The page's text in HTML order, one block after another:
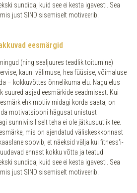
sundida, kuid see ei kesta igavesti. Sea
just SIND sisemiselt motiveerib.
eesmärgid
(ning sealjuures teadlik toitumine)
kauni välimuse, hea füüsise, võimaluse
– kokkuvõttes õnnelikuma elu. Nagu elus
suured asjad eesmärkide seadmisest. Kui
ehk motiiv midagi korda saata, on
motivatsiooni hägusat unistust
sunniviisiliselt teha ei ole jätkusuutlik tee.
mis on ajendatud väliskeskkonnast
soovib, et näeksid välja kui fitness'i-
ennast kokku võtta ja teatud
sundida, kuid see ei kesta igavesti. Sea
just SIND sisemiselt motiveerib.